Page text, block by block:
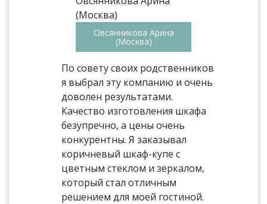
Овсянникова Арина
(Москва)
По совету своих родственников
я выбрал эту компанию и очень
доволен результатами.
Качество изготовления шкафа
безупречно, а цены очень
конкурентны. Я заказывал
коричневый шкаф-купе с
цветным стеклом и зеркалом,
который стал отличным
решением для моей гостиной.